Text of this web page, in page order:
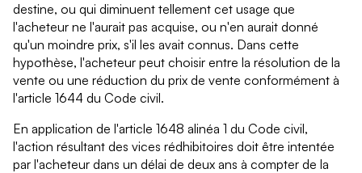
destine, ou qui diminuent tellement cet usage que
l'acheteur ne l'aurait pas acquise, ou n'en aurait donné
qu'un moindre prix, s'il les avait connus. Dans cette
hypothèse, l'acheteur peut choisir entre la résolution de la
vente ou une réduction du prix de vente conformément à
l'article 1644 du Code civil.
En application de l'article 1648 alinéa 1 du Code civil,
l'action résultant des vices rédhibitoires doit être intentée
par l'acheteur dans un délai de deux ans à compter de la